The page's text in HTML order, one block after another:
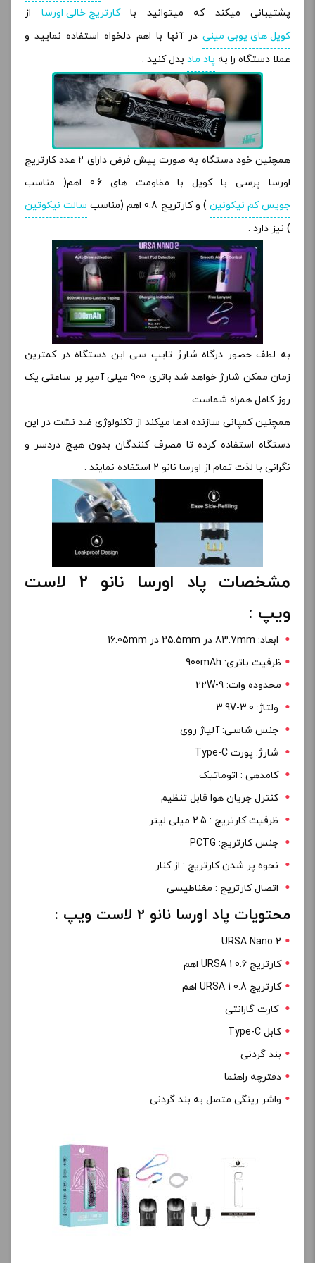
پشتیبانی میکند که میتوانید باکارتریج خالی اورسا از
کویل های یوبی مینی در آنها با اهم دلخواه استفاده نمایید و
عملا دستگاه را به پاد ماد بدل کنید .
همچنین خود دستگاه به صورت پیش فرض دارای 2 عدد کارتریج
اورسا پرسی با کویل با مقاومت های 0.6 اهم( مناسب
جویس کم نیکونین) و کارتریج 0.8 اهم (مناسب
سالت نیکوتین
) نیز دارد .
به لطف حضور درگاه شارژ تایپ سی این دستگاه در کمترین
زمان ممکن شارژ خواهد شد باتری 900 میلی آمپر بر ساعتی یک
روز کامل همراه شماست .
همچنین کمپانی سازنده ادعا میکند از تکنولوژی ضد نشت در این
دستگاه استفاده کرده تا مصرف کنندگان بدون هیچ دردسر و
نگرانی با لذت تمام از اورسا نانو 2 استفاده نمایند .
مشخصات پاد اورسا نانو 2 لاست
ویپ :
ابعاد: 83.7mm در 25.5mm در 16.05mm
ظرفیت باتری: 900mAh
محدوده وات: 9-22W
ولتاژ: 3.0-3.9V
جنس شاسی: آلیاژ روی
شارژ: پورت Type-C
کامدهی : اتوماتیک
کنترل جریان هوا قابل تنظیم
ظرفیت کارتریج : 2.5 میلی لیتر
جنس کارتریج: PCTG
نحوه پر شدن کارتریج : از کنار
اتصال کارتریج : مغناطیسی
محتویات پاد اورسا نانو 2 لاست ویپ :
URSA Nano 2
کارتریج URSA 1 0.6 اهم
کارتریج URSA 1 0.8 اهم
کارت گارانتی
کابل Type-C
بند گردنی
دفترچه راهنما
واشر رینگی متصل به بند گردنی